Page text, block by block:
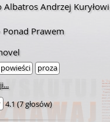
Andrzej
Ponad Prawem
powieści
proza
4.1(7 głosów)